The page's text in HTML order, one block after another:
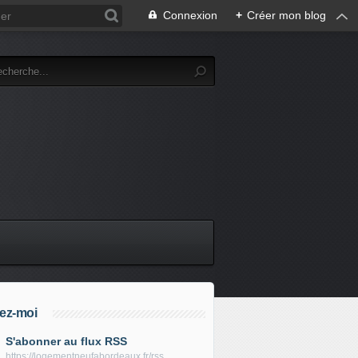
Connexion + Créer mon blog
moi
S'abonner au flux RSS